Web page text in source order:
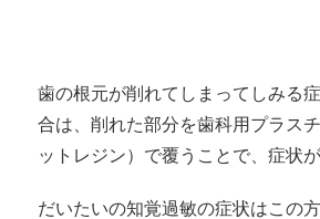
歯の根元が削れてしまってしみる
合は、削れた部分を歯科用プラス
ットレジン）で覆うことで、症状が
だいたいの知覚過敏の症状はこの